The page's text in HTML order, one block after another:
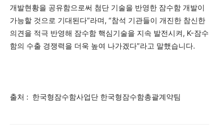
개발현황을 공유함으로써 첨단 기술을 반영한 잠수함 개발이
가능할 것으로 기대된다”라며, “참석 기관들이 개진한 참신한
의견을 적극 반영해 잠수함 핵심기술을 지속 발전시켜, K-잠수
함의 수출 경쟁력을 더욱 높여 나가겠다”라고 말했습니다.
출처 : 한국형잠수함사업단 한국형잠수함총괄계약팀